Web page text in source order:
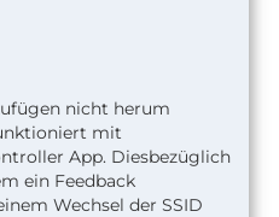
nicht herum
mit
App. Diesbezüglich
ein Feedback
Wechsel der SSID